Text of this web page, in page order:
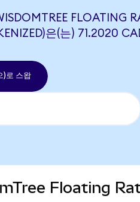
FLOATING
은(는) 71.2020
)로 스왑
Floating